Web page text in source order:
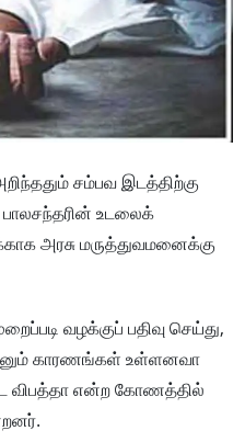
சம்பவ இடத்திற்கு
உடலைக்
அரசு மருத்துவமனைக்கு
வழக்குப் பதிவு செய்து,
காரணங்கள் உள்ளனவா
விபத்தா என்ற கோணத்தில்